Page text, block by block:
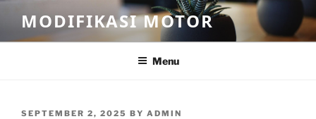
content
MODIFIKASI MOTOR
Menu
POSTED
SEPTEMBER 2, 2025 BY ADMIN